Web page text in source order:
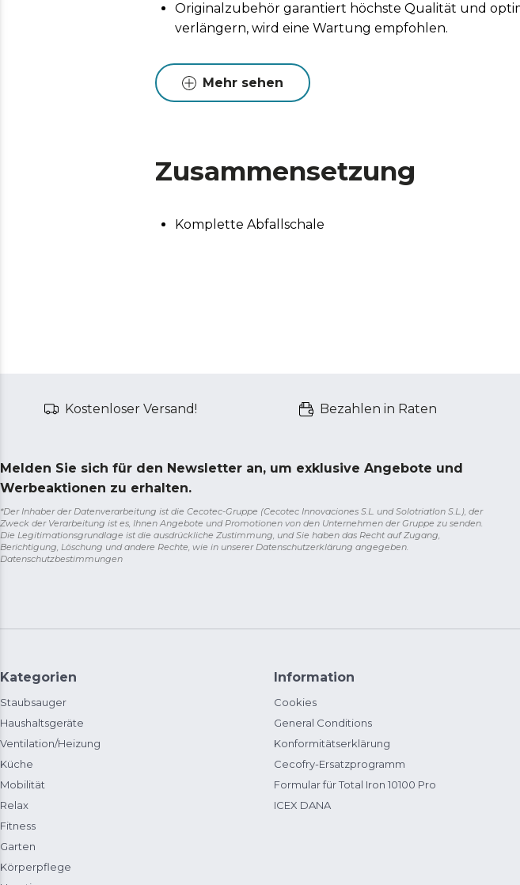
Originalzubehör garantiert höchste Qualität und
verlängern, wird eine Wartung empfohlen.
Mehr sehen
Zusammensetzung
Komplette Abfallschale
Kostenloser Versand! Bezahlen in Raten
Melden Sie sich für den Newsletter an, um exklusive Angebote und
Werbeaktionen zu erhalten.
*Der Inhaber der Datenverarbeitung ist die Cecotec-Gruppe (Cecotec Innovaciones S.L. und Solotriatlon S.L.), der
Zweck der Verarbeitung ist es, Ihnen Angebote und Promotionen von den Unternehmen der Gruppe zu senden.
Die Legitimationsgrundlage ist die ausdrückliche Zustimmung, und Sie haben das Recht auf Zugang,
Berichtigung, Löschung und andere Rechte, wie in unserer Datenschutzerklärung angegeben.
Datenschutzbestimmungen
Kategorien
Staubsauger
Haushaltsgeräte
Ventilation/Heizung
Küche
Mobilität
Relax
Fitness
Garten
Körperpflege
Information
Cookies
General Conditions
Konformitätserklärung
Cecofry-Ersatzprogramm
Formular für Total Iron 10100 Pro
ICEX DANA